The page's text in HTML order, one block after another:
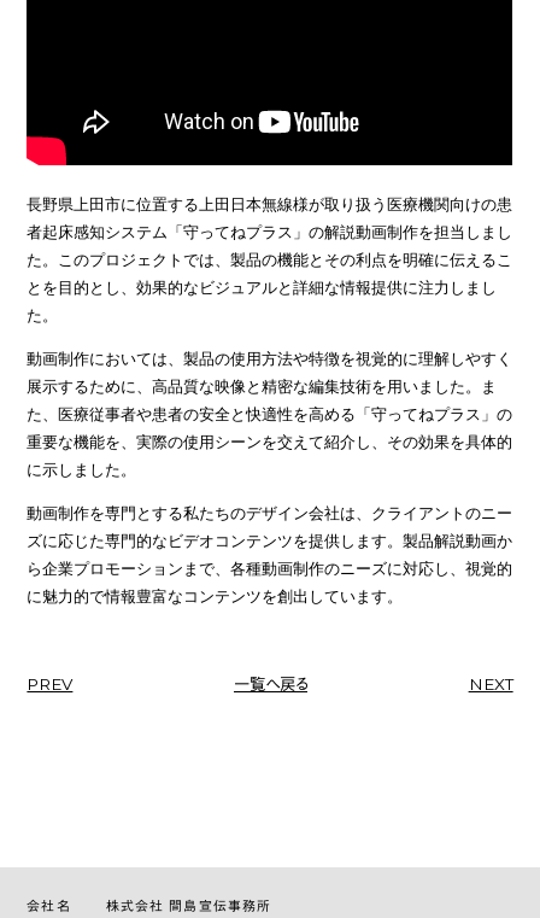
長野県上田市に位置する上田日本無線様が取り扱う医療機関向けの患
者起床感知システム「守ってねプラス」の解説動画制作を担当しまし
た。このプロジェクトでは、製品の機能とその利点を明確に伝えるこ
とを目的とし、効果的なビジュアルと詳細な情報提供に注力しまし
た。
動画制作においては、製品の使用方法や特徴を視覚的に理解しやすく
展示するために、高品質な映像と精密な編集技術を用いました。ま
た、医療従事者や患者の安全と快適性を高める「守ってねプラス」の
重要な機能を、実際の使用シーンを交えて紹介し、その効果を具体的
に示しました。
動画制作を専門とする私たちのデザイン会社は、クライアントのニー
ズに応じた専門的なビデオコンテンツを提供します。製品解説動画か
ら企業プロモーションまで、各種動画制作のニーズに対応し、視覚的
に魅力的で情報豊富なコンテンツを創出しています。
PREV 一覧へ戻る NEXT
会社名 株式会社 間島宣伝事務所